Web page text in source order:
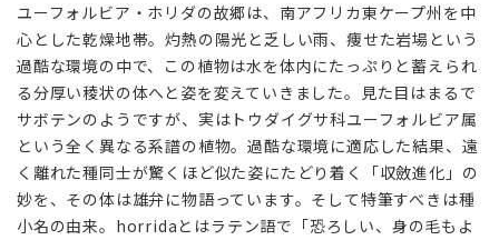
が生
んだ
「恐
ろし
き
者」
2
代表
品
ユーフォルビア・ホリダの故郷は、南アフリカ東ケープ州を中
心とした乾燥地帯。灼熱の陽光と乏しい雨、痩せた岩場という
過酷な環境の中で、この植物は水を体内にたっぷりと蓄えられ
る分厚い稜状の体へと姿を変えていきました。見た目はまるで
サボテンのようですが、実はトウダイグサ科ユーフォルビア属
という全く異なる系譜の植物。過酷な環境に適応した結果、遠
く離れた種同士が驚くほど似た姿にたどり着く「収斂進化」の
妙を、その体は雄弁に物語っています。そして特筆すべきは種
小名の由来。horridaとはラテン語で「恐ろしい、身の毛もよ